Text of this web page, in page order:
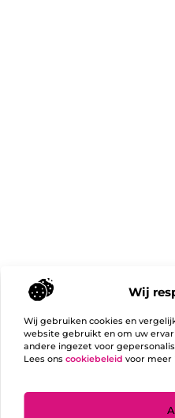
Wij
Wij gebruiken cookies en
website gebruikt en om uw
andere ingezet voor
Lees ons cookiebeleid voor meer